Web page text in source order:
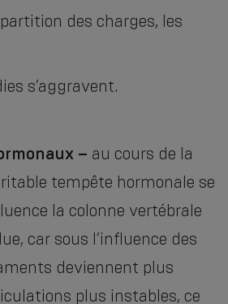
des charges, les
s’aggravent.
– au cours de la
tempête hormonale se
la colonne vertébrale
car sous l’influence des
deviennent plus
plus instables, ce